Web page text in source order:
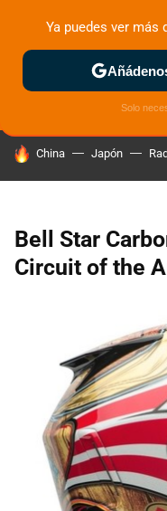
ZONA DE PRUEBAS
HOY SE HABLA DE
China Japón
Bell Star
Circuit of the
Ya puedes ver
Solo